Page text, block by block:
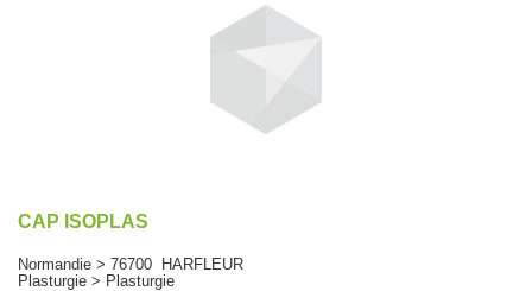
CAP ISOPLAS
Normandie > 76700 HARFLEUR
Plasturgie > Plasturgie